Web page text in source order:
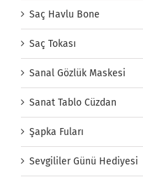
Saç Havlu Bone
Saç Tokası
Sanal Gözlük Maskesi
Sanat Tablo Cüzdan
Şapka Fuları
Sevgililer Günü Hediyesi